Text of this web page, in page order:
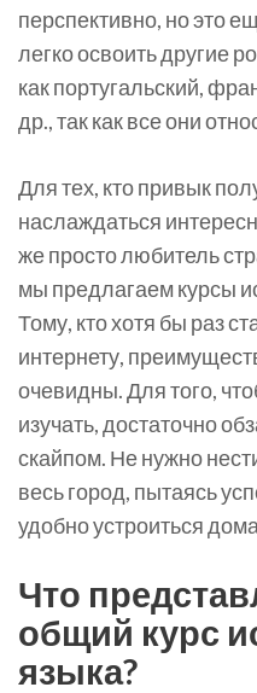
перспективно, но это
легко освоить другие
как португальский,
др., так как все они
Для тех, кто привык
наслаждаться
же просто любитель
мы предлагаем курсы
Тому, кто хотя бы раз
интернету,
очевидны. Для того,
изучать, достаточно
скайпом. Не нужно
весь город, пытаясь
удобно устроиться
Что
общий курс
языка?